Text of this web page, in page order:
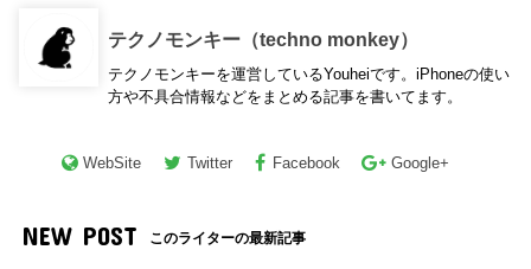
テクノモンキー（techno monkey）
テクノモンキーを運営しているYouheiです。iPhoneの使い
方や不具合情報などをまとめる記事を書いてます。
WebSite Twitter Facebook Google+
NEW POST このライターの最新記事